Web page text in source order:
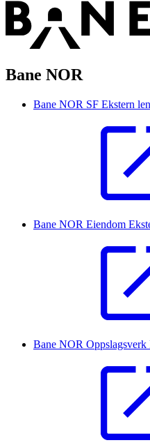
Bane NOR
Bane NOR SF Ekstern
Bane NOR Eiendom
Bane NOR Oppslagsverk